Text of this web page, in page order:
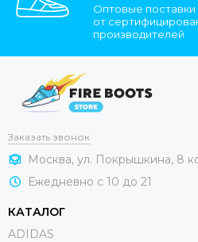
Оптовые поставки
от
производителей
Заказать звонок
Москва, ул. Покрышкина, 8
Ежедневно с 10 до 21
КАТАЛОГ
ADIDAS